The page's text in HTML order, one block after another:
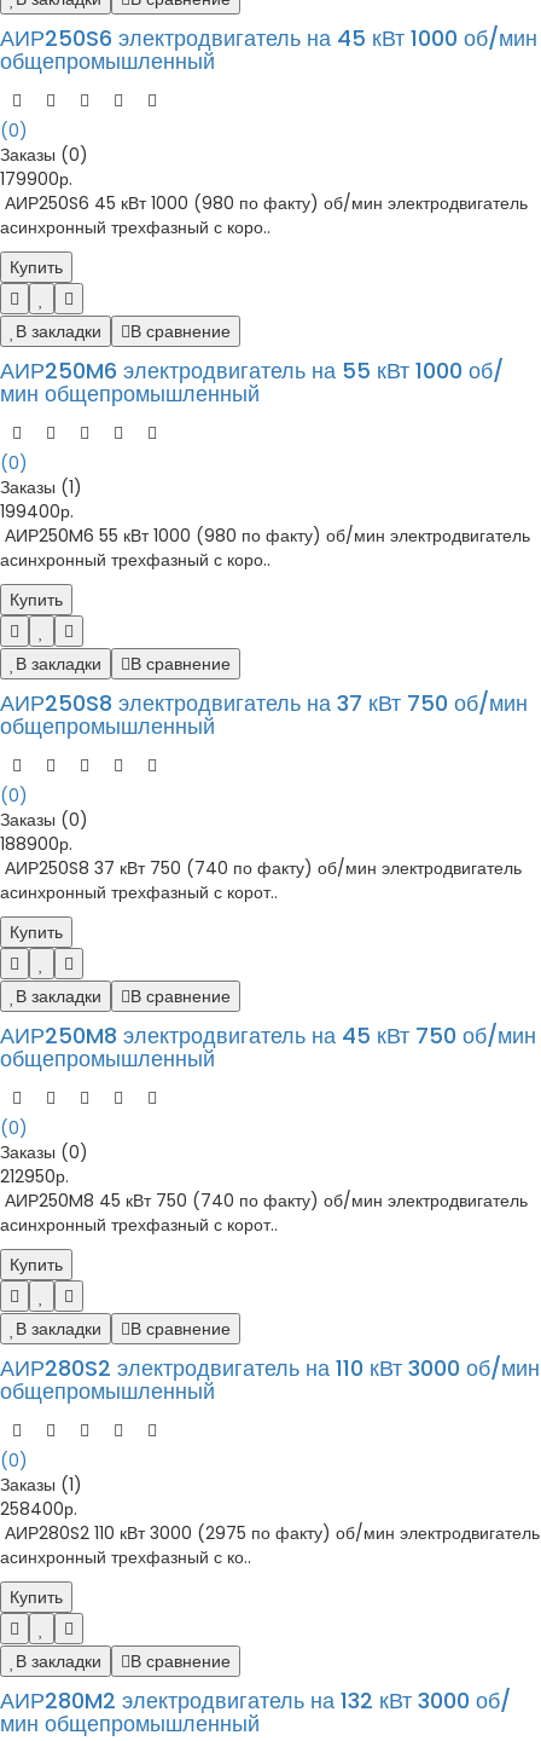
АИР250S6 электродвигатель на 45 кВт 1000 об/мин
общепромышленный
(0)
Заказы (0)
179900р.
АИР250S6 45 кВт 1000 (980 по факту) об/мин электродвигатель
асинхронный трехфазный с коро..
Купить
В закладки В сравнение
АИР250M6 электродвигатель на 55 кВт 1000 об/
мин общепромышленный
(0)
Заказы (1)
199400р.
АИР250M6 55 кВт 1000 (980 по факту) об/мин электродвигатель
асинхронный трехфазный с коро..
Купить
В закладки В сравнение
АИР250S8 электродвигатель на 37 кВт 750 об/мин
общепромышленный
(0)
Заказы (0)
188900р.
АИР250S8 37 кВт 750 (740 по факту) об/мин электродвигатель
асинхронный трехфазный с корот..
Купить
В закладки В сравнение
АИР250M8 электродвигатель на 45 кВт 750 об/мин
общепромышленный
(0)
Заказы (0)
212950р.
АИР250M8 45 кВт 750 (740 по факту) об/мин электродвигатель
асинхронный трехфазный с корот..
Купить
В закладки В сравнение
АИР280S2 электродвигатель на 110 кВт 3000 об/мин
общепромышленный
(0)
Заказы (1)
258400р.
АИР280S2 110 кВт 3000 (2975 по факту) об/мин электродвигатель
асинхронный трехфазный с ко..
Купить
В закладки В сравнение
АИР280M2 электродвигатель на 132 кВт 3000 об/
мин общепромышленный